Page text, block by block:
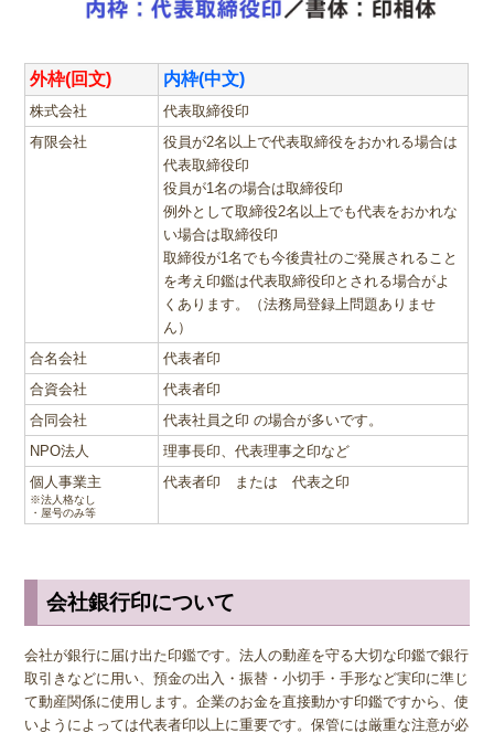
外枠(回文) 内枠(中文)
株式会社
代表取締役印
有限会社
役員が2名以上で代表取締役をおかれる場合は
代表取締役印
役員が1名の場合は取締役印
例外として取締役2名以上でも代表をおかれな
い場合は取締役印
取締役が1名でも今後貴社のご発展されること
を考え印鑑は代表取締役印とされる場合がよ
くあります。（法務局登録上問題ありませ
ん）
合名会社
代表者印
合資会社
代表者印
合同会社
代表社員之印 の場合が多いです。
NPO法人
理事長印、代表理事之印など
個人事業主
※法人格なし
・屋号のみ等
代表者印 または 代表之印
会社銀行印について
会社が銀行に届け出た印鑑です。法人の動産を守る大切な印鑑で銀行
取引きなどに用い、預金の出入・振替・小切手・手形など実印に準じ
て動産関係に使用します。企業のお金を直接動かす印鑑ですから、使
いようによっては代表者印以上に重要です。保管には厳重な注意が必